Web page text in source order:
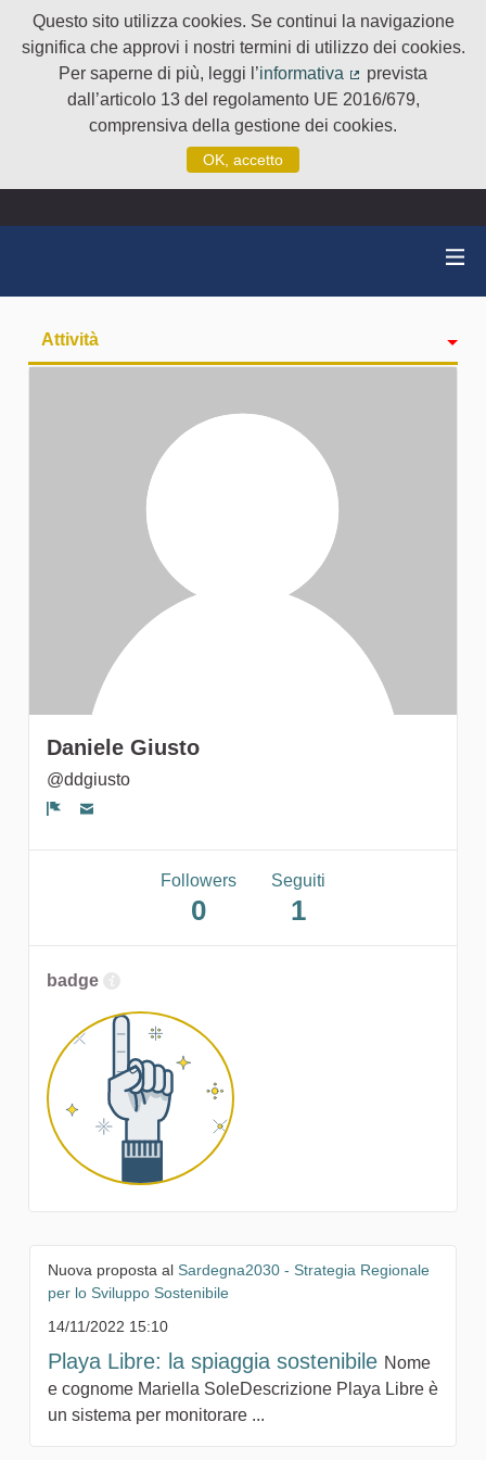
Questo sito utilizza cookies. Se continui la navigazione
significa che approvi i nostri termini di utilizzo dei cookies.
Per saperne di più, leggi l’informativa
(Collegamento
prevista
dall’articolo 13 del regolamento UE 2016/679,
comprensiva della gestione dei cookies.
OK, accetto
Attività
Daniele Giusto
@ddgiusto
Followers
0
Seguiti
1
badge
Nuova proposta al Sardegna2030 - Strategia Regionale
per lo Sviluppo Sostenibile
14/11/2022 15:10
Playa Libre: la spiaggia sostenibile Nome
e cognome Mariella SoleDescrizione Playa Libre è
un sistema per monitorare ...